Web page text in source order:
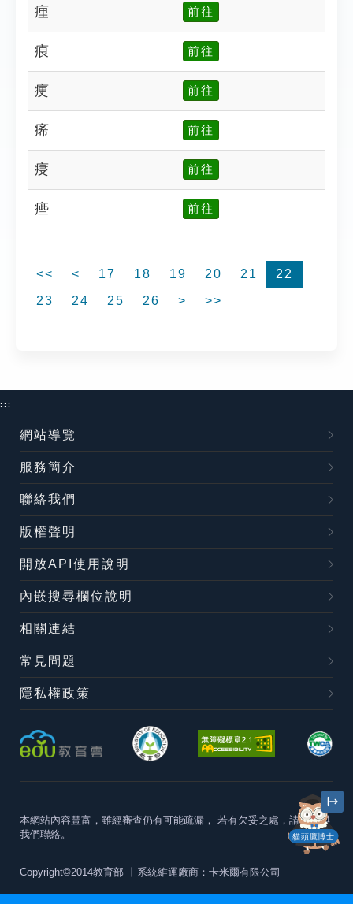
㾖 前往
㾗 前往
㾘 前往
㾙 前往
㾛 前往
㾚 前往
<< < 17 18 19 20 21
22
23
24 25 26 > >>
貓頭鷹博士
:::
網站導覽
服務簡介
聯絡我們
版權聲明
開放API使用說明
內嵌搜尋欄位說明
相關連結
常見問題
隱私權政策
本網站內容豐富，雖經審查仍有可能疏漏， 若有欠妥之處，請隨時與
我們聯絡。
Copyright©2014教育部 丨系統維運廠商：卡米爾有限公司